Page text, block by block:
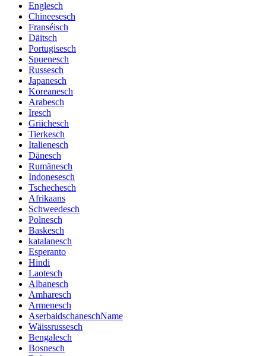
Englesch
Chineesesch
Franséisch
Däitsch
Portugisesch
Spuenesch
Russesch
Japanesch
Koreanesch
Arabesch
Iresch
Griichesch
Tierkesch
Italienesch
Dänesch
Rumänesch
Indonesesch
Tschechesch
Afrikaans
Schweedesch
Polnesch
Baskesch
katalanesch
Esperanto
Hindi
Laotesch
Albanesch
Amharesch
Armenesch
AserbaidschaneschName
Wäissrussesch
Bengalesch
Bosnesch